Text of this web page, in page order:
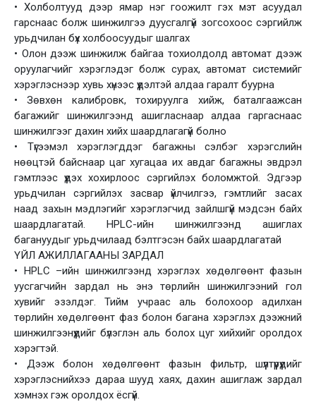
• Холболтууд дээр ямар нэг гоожилт гэх мэт асуудал
гарснаас болж шинжилгээ дуусгалгүй зогсохоос сэргийлж
урьдчилан бүх холбоосуудыг шалгах
• Олон дээж шинжилж байгаа тохиолдолд автомат дээж
оруулагчийг хэрэглэдэг болж сурах, автомат системийг
хэрэглэснээр хувь хүнээс үүдэлтэй алдаа гаралт буурна
• Зөвхөн калибровк, тохируулга хийж, баталгаажсан
багажийг шинжилгээнд ашигласнаар алдаа гаргаснаас
шинжилгээг дахин хийх шаардлагагүй болно
• Түгээмэл хэрэглэгддэг багажны сэлбэг хэрэгслийн
нөөцтэй байснаар цаг хугацаа их авдаг багажны эвдрэл
гэмтлээс үүдэх хохирлоос сэргийлэх боломжтой. Эдгээр
урьдчилан сэргийлэх засвар үйлчилгээ, гэмтлийг засах
наад захын мэдлэгийг хэрэглэгчид зайлшгүй мэдсэн байх
шаардлагатай. HPLC-ийн шинжилгээнд ашиглах
багануудыг урьдчилаад бэлтгэсэн байх шаардлагатай
ҮЙЛ АЖИЛЛАГААНЫ ЗАРДАЛ
• HPLC –ийн шинжилгээнд хэрэглэх хөдөлгөөнт фазын
уусгагчийн зардал нь энэ төрлийн шинжилгээний гол
хувийг эзэлдэг. Тийм учраас аль болохоор адилхан
төрлийн хөдөлгөөнт фаз болон багана хэрэглэх дээжний
шинжилгээнүүдийг бүлэглэн аль болох цуг хийхийг оролдох
хэрэгтэй.
• Дээж болон хөдөлгөөнт фазын фильтр, шүүлтүүрүүдийг
хэрэглэснийхээ дараа шууд хаях, дахин ашиглаж зардал
хэмнэх гэж оролдох ёсгүй.